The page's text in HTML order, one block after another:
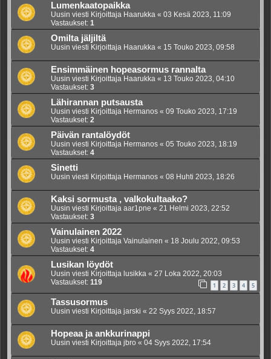
Lumenkaatopaikka
Uusin viesti Kirjoittaja Haarukka « 03 Kesä 2023, 11:09
Vastaukset: 1
Omilta jäljiltä
Uusin viesti Kirjoittaja Haarukka « 15 Touko 2023, 09:58
Ensimmäinen hopeasormus rannalta
Uusin viesti Kirjoittaja Haarukka « 13 Touko 2023, 04:10
Vastaukset: 3
Lähirannan putsausta
Uusin viesti Kirjoittaja Hermanos « 09 Touko 2023, 17:19
Vastaukset: 2
Päivän rantalöydöt
Uusin viesti Kirjoittaja Hermanos « 05 Touko 2023, 18:19
Vastaukset: 4
Sinetti
Uusin viesti Kirjoittaja Hermanos « 08 Huhti 2023, 18:26
Kaksi sormusta , valkokultaako?
Uusin viesti Kirjoittaja aar1pne « 21 Helmi 2023, 22:52
Vastaukset: 3
Vainulainen 2022
Uusin viesti Kirjoittaja Vainulainen « 18 Joulu 2022, 09:53
Vastaukset: 4
Lusikan löydöt
Uusin viesti Kirjoittaja lusikka « 27 Loka 2022, 20:03
Vastaukset: 119 1 2 3 4 5
Tassusormus
Uusin viesti Kirjoittaja jarski « 22 Syys 2022, 18:57
Hopeaa ja ankkurinappi
Uusin viesti Kirjoittaja jbro « 04 Syys 2022, 17:54